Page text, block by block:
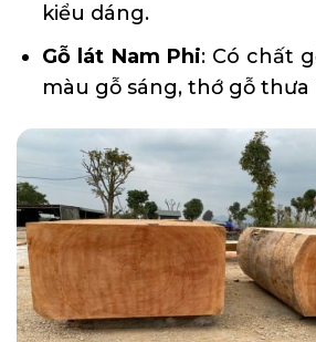
kiểu dáng.
Gỗ lát Nam Phi: Có chất
màu gỗ sáng, thớ gỗ thưa